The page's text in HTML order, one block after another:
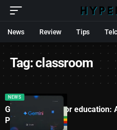
News Review Tips
Tag:classroom
NEWS
Google AI tools for education:
Pelajar dan Guru